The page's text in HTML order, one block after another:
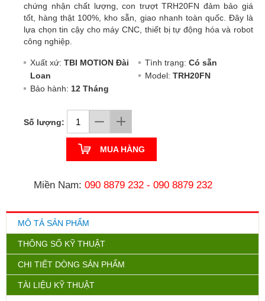
chứng nhận chất lượng, con trượt TRH20FN đảm bảo giá
tốt, hàng thật 100%, kho sẵn, giao nhanh toàn quốc. Đây là
lựa chọn tin cậy cho máy CNC, thiết bị tự động hóa và robot
công nghiệp.
Xuất xứ: TBI MOTION Đài
Loan
Tình trạng: Có sẵn
Model: TRH20FN
Bảo hành: 12 Tháng
Số lượng:
MUA HÀNG
Miền Nam: 090 8879 232 - 090 8879 232
MÔ TẢ SẢN PHẨM
THÔNG SỐ KỸ THUẬT
CHI TIẾT DÒNG SẢN PHẨM
TÀI LIỆU KỸ THUẬT